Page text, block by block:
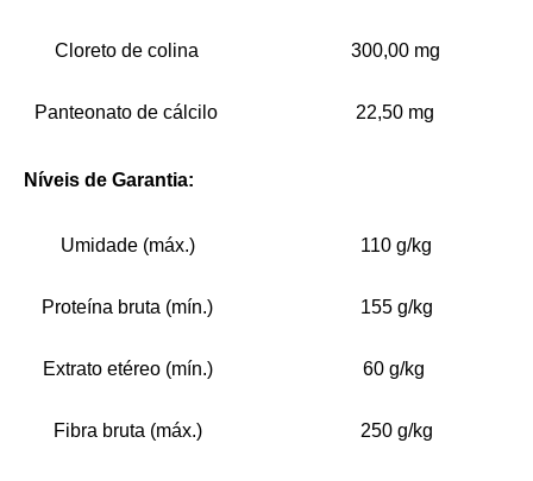
Cloreto de colina 300,00 mg
Panteonato de cálcilo 22,50 mg
Níveis de Garantia:
Umidade (máx.) 110 g/kg
Proteína bruta (mín.) 155 g/kg
Extrato etéreo (mín.) 60 g/kg
Fibra bruta (máx.) 250 g/kg